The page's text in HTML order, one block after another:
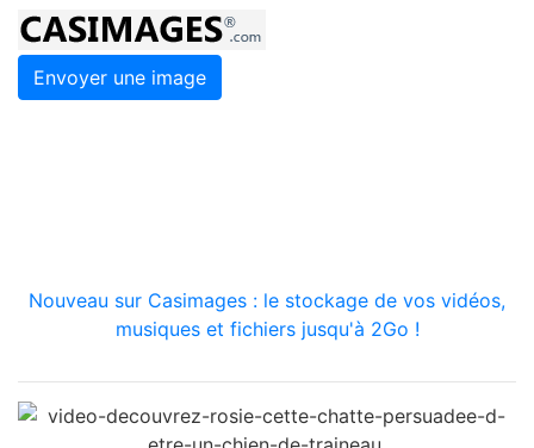
Envoyer une image
Nouveau sur Casimages : le stockage de vos vidéos,
musiques et fichiers jusqu'à 2Go !